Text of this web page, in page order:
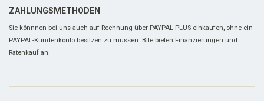
ZAHLUNGSMETHODEN
Sie könnnen bei uns auch auf Rechnung über PAYPAL PLUS einkaufen, ohne ein
PAYPAL-Kundenkonto besitzen zu müssen. Bite bieten Finanzierungen und
Ratenkauf an.